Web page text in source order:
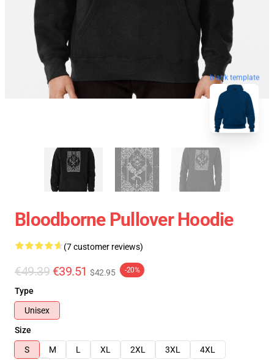
blank template
Bloodborne Pullover Hoodie
(7 customer reviews)
€49.39 €39.51 $42.95 -20%
Type
Unisex
Size
S
M L XL 2XL 3XL
4XL